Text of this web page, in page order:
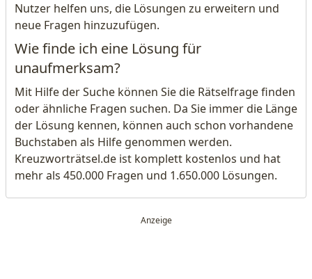
Nutzer helfen uns, die Lösungen zu erweitern und
neue Fragen hinzuzufügen.
Wie finde ich eine Lösung für
unaufmerksam?
Mit Hilfe der Suche können Sie die Rätselfrage finden
oder ähnliche Fragen suchen. Da Sie immer die Länge
der Lösung kennen, können auch schon vorhandene
Buchstaben als Hilfe genommen werden.
Kreuzworträtsel.de ist komplett kostenlos und hat
mehr als 450.000 Fragen und 1.650.000 Lösungen.